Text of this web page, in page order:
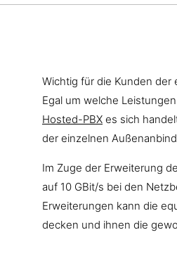
Wichtig für die Kunden
Egal um welche
Hosted-PBX es sich
der einzelnen
Im Zuge der Erweiterung
auf 10 GBit/s bei den
Erweiterungen kann die
decken und ihnen die